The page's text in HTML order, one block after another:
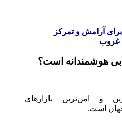
غروب
هوشمندانه است؟
و امن‌ترین بازارهای
است.